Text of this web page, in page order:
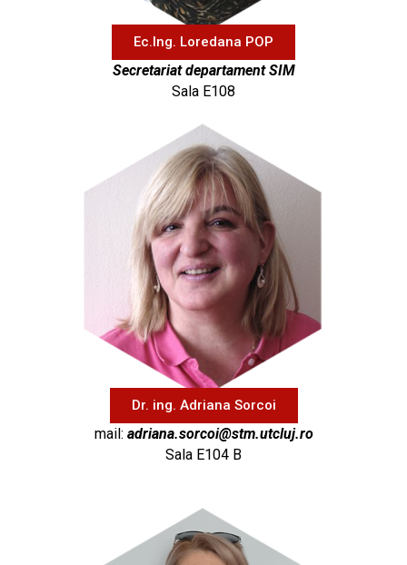
Ec.Ing. Loredana POP
Secretariat departament SIM
Sala E108
Dr. ing. Adriana Sorcoi
mail: adriana.sorcoi@stm.utcluj.ro
Sala E104 B